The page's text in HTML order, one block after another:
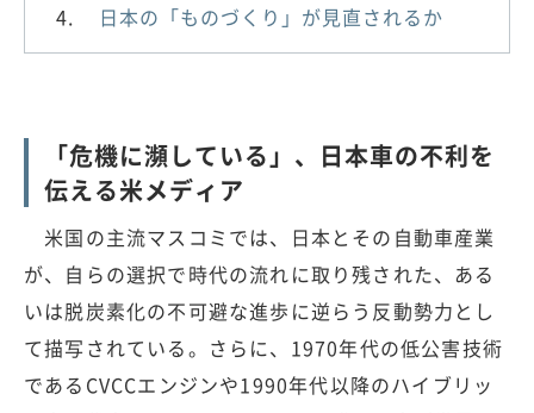
日本の「ものづくり」が見直されるか
「危機に瀕している」、日本車の不利を
伝える米メディア
米国の主流マスコミでは、日本とその自動車産業
が、自らの選択で時代の流れに取り残された、ある
いは脱炭素化の不可避な進歩に逆らう反動勢力とし
て描写されている。さらに、1970年代の低公害技術
であるCVCCエンジンや1990年代以降のハイブリッ